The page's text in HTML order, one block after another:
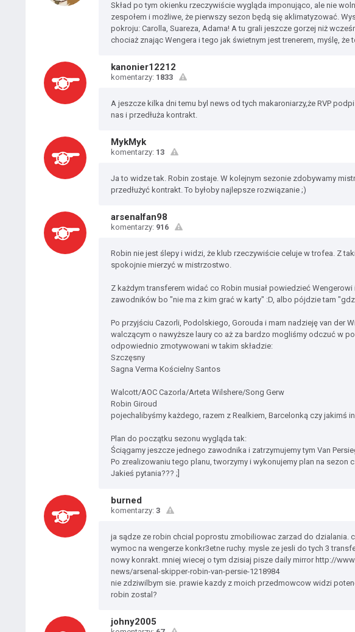
Skład po tym okienku rzeczywiście wygląda imponująco, ale nie
zespołem i możliwe, że pierwszy sezon będą się aklimatyzować.
pokroju: Carolla, Suareza, Adama! A tu grali jeszcze gorzej niż
chociaż znając Wengera i tego jak świetnym jest trenerem, myślę, że
kanonier12212
komentarzy: 1833
A jeszcze kilka dni temu byl news od tych makaroniarzy,że RVP
nas i przedłuża kontrakt.
MykMyk
komentarzy: 13
Ja to widze tak. Robin zostaje. W kolejnym sezonie zdobywamy
przedłużyć kontrakt. To byłoby najlepsze rozwiązanie ;)
arsenalfan98
komentarzy: 916
Robin nie jest ślepy i widzi, że klub rzeczywiście celuje w trofea. Z
spokojnie mierzyć w mistrzostwo.
Z każdym transferem widać co Robin musiał powiedzieć
zawodników bo "nie ma z kim grać w karty" :D, albo pójdzie tam
Po przyjściu Cazorli, Podolskiego, Gorouda i mam nadzieję van der
walczącym o nawyższe laury co aż za bardzo mogliśmy odczuć w
odpowiednio zmotywowani w takim składzie:
Szczęsny
Sagna Verma Kościelny Santos
Walcott/AOC Cazorla/Arteta Wilshere/Song Gerw
Robin Giroud
pojechalibyśmy każdego, razem z Realkiem, Barcelonką czy jakimś
Plan do początku sezonu wygląda tak:
Ściągamy jeszcze jednego zawodnika i zatrzymujemy tym Van
Po zrealizowaniu tego planu, tworzymy i wykonujemy plan na sezon
Jakieś pytania??? ;]
burned
komentarzy: 3
ja sądze ze robin chcial poprostu zmobiliowac zarzad do dzialania.
wymoc na wengerze konkr3etne ruchy. mysle ze jesli do tych 3
nowy konrakt. mniej wiecej o tym dzisiaj pisze daily mirror http://
news/arsenal-skipper-robin-van-persie-1218984
nie zdziwilbym sie. prawie kazdy z moich przedmowcow widzi
robin zostal?
johny2005